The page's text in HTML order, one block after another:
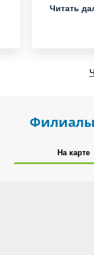
Читать
На карте